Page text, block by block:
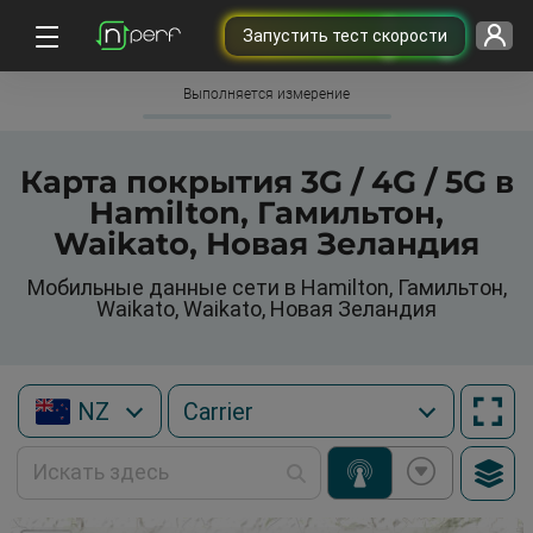
Запустить тест скорости
Выполняется измерение
Карта покрытия 3G / 4G / 5G в
Hamilton, Гамильтон,
Waikato, Новая Зеландия
Мобильные данные сети в Hamilton, Гамильтон,
Waikato, Waikato, Новая Зеландия
NZ